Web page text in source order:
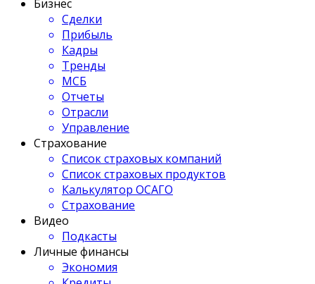
Бизнес
Сделки
Прибыль
Кадры
Тренды
МСБ
Отчеты
Отрасли
Управление
Страхование
Список страховых компаний
Список страховых продуктов
Калькулятор ОСАГО
Страхование
Видео
Подкасты
Личные финансы
Экономия